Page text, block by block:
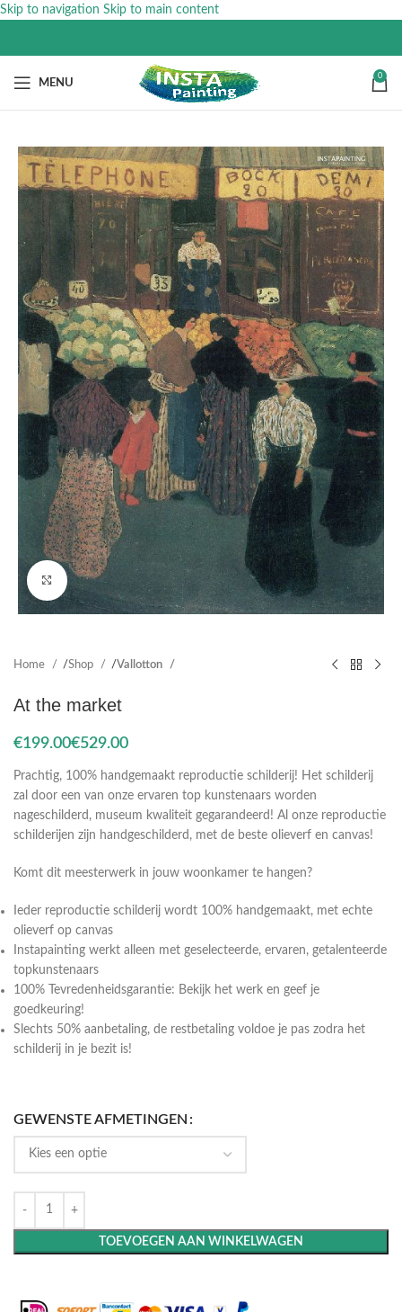
Skip to navigation Skip to main content
MENU
0
Click to enlarge
Home Shop Vallotton
At the market
€ €
Prachtig, 100% handgemaakt reproductie schilderij! Het schilderij
zal door een van onze ervaren top kunstenaars worden
nageschilderd, museum kwaliteit gegarandeerd! Al onze reproductie
schilderijen zijn handgeschilderd, met de beste olieverf en canvas!
Komt dit meesterwerk in jouw woonkamer te hangen?
Ieder reproductie schilderij wordt 100% handgemaakt, met echte
olieverf op canvas
Instapainting werkt alleen met geselecteerde, ervaren, getalenteerde
topkunstenaars
100% Tevredenheidsgarantie: Bekijk het werk en geef je
goedkeuring!
Slechts 50% aanbetaling, de restbetaling voldoe je pas zodra het
schilderij in je bezit is!
GEWENSTE AFMETINGEN
TOEVOEGEN AAN WINKELWAGEN